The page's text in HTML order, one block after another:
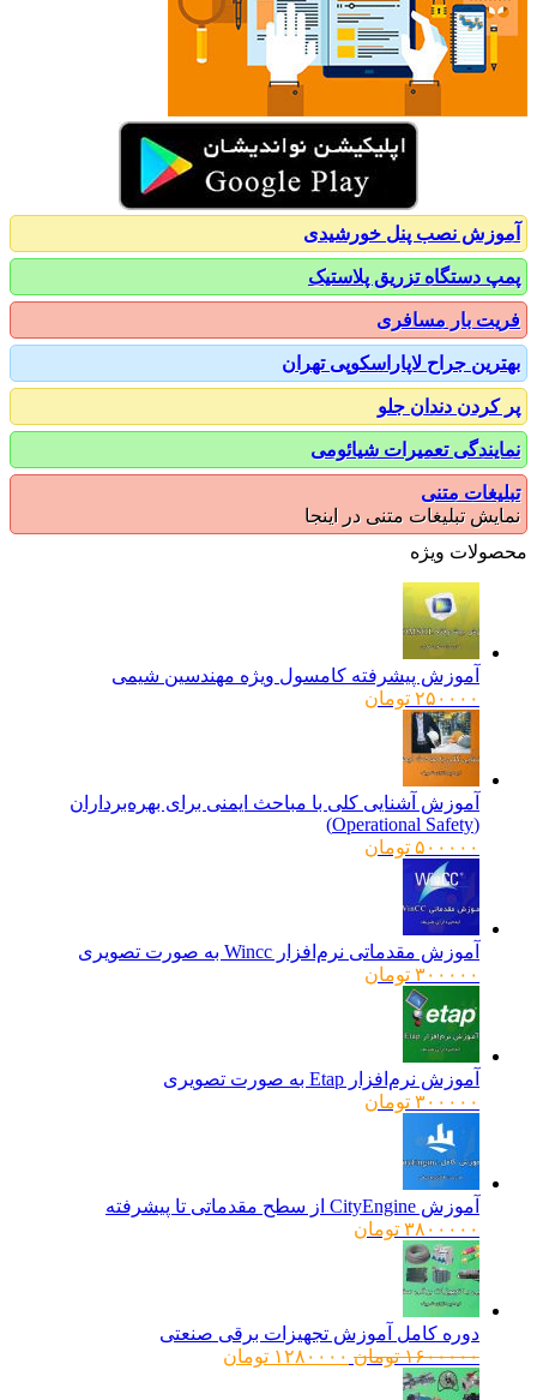
نصب پنل خورشیدی
دستگاه تزریق پلاستیک
بار مسافری
جراح لاپاراسکوپی تهران
دندان جلو
تعمیرات شیائومی
متنی
تبلیغات متنی در اینجا
ویژه
آموزش پیشرفته کامسول ویژه مهندسین شیمی
۲۵۰۰۰۰ تومان
آموزش آشنایی کلی با مباحث ایمنی برای بهره‌برداران
۵۰۰۰۰۰ تومان
آموزش مقدماتی نرم‌افزار Wincc به صورت تصویری
۳۰۰۰۰۰ تومان
آموزش نرم‌افزار Etap به صورت تصویری
۳۰۰۰۰۰ تومان
آموزش CityEngine از سطح مقدماتی تا پیشرفته
۳۸۰۰۰۰۰ تومان
دوره کامل آموزش تجهیزات برقی صنعتی
۱۶۰۰۰۰۰ تومانقیمت
۱۲۸۰۰۰۰ تومانقیمت